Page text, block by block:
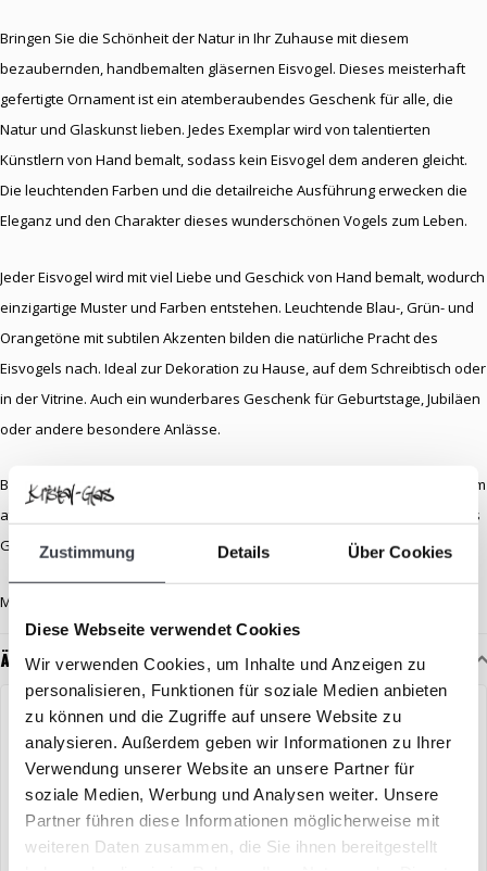
Zustimmung Details Über Cookies
Diese Webseite verwendet Cookies
Wir verwenden Cookies, um Inhalte und Anzeigen zu
personalisieren, Funktionen für soziale Medien anbieten
zu können und die Zugriffe auf unsere Website zu
analysieren. Außerdem geben wir Informationen zu Ihrer
Verwendung unserer Website an unsere Partner für
soziale Medien, Werbung und Analysen weiter. Unsere
Partner führen diese Informationen möglicherweise mit
weiteren Daten zusammen, die Sie ihnen bereitgestellt
Bringen Sie die Schönheit der Natur in Ihr Zuhause mit diesem
bezaubernden, handbemalten gläsernen Eisvogel. Dieses meisterhaft
gefertigte Ornament ist ein atemberaubendes Geschenk für alle, die
Natur und Glaskunst lieben. Jedes Exemplar wird von talentierten
Künstlern von Hand bemalt, sodass kein Eisvogel dem anderen gleicht.
Die leuchtenden Farben und die detailreiche Ausführung erwecken die
Eleganz und den Charakter dieses wunderschönen Vogels zum Leben.
Jeder Eisvogel wird mit viel Liebe und Geschick von Hand bemalt, wodurch
einzigartige Muster und Farben entstehen. Leuchtende Blau-, Grün- und
Orangetöne mit subtilen Akzenten bilden die natürliche Pracht des
Eisvogels nach. Ideal zur Dekoration zu Hause, auf dem Schreibtisch oder
in der Vitrine. Auch ein wunderbares Geschenk für Geburtstage, Jubiläen
oder andere besondere Anlässe.
Bringen Sie einen Hauch von Natur und Glaskunst in Ihr Leben mit diesem
atemberaubenden gläsernen Eisvogel. Ein zeitloses und eindrucksvolles
Geschenk, das sicher Freude bereiten wird.
Maße: 15,5 (b) x 15 (h) cm
Ähnliche Artikel